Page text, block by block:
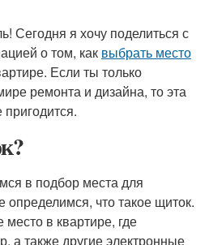
Сегодня я хочу поделиться с
о том, как выбрать место
Если ты только
ремонта и дизайна, то эта
пригодится.
в подбор места для
определимся, что такое щиток.
в квартире, где
а также другие электронные